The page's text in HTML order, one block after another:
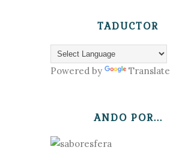
TADUCTOR
Powered by Translate
ANDO POR...